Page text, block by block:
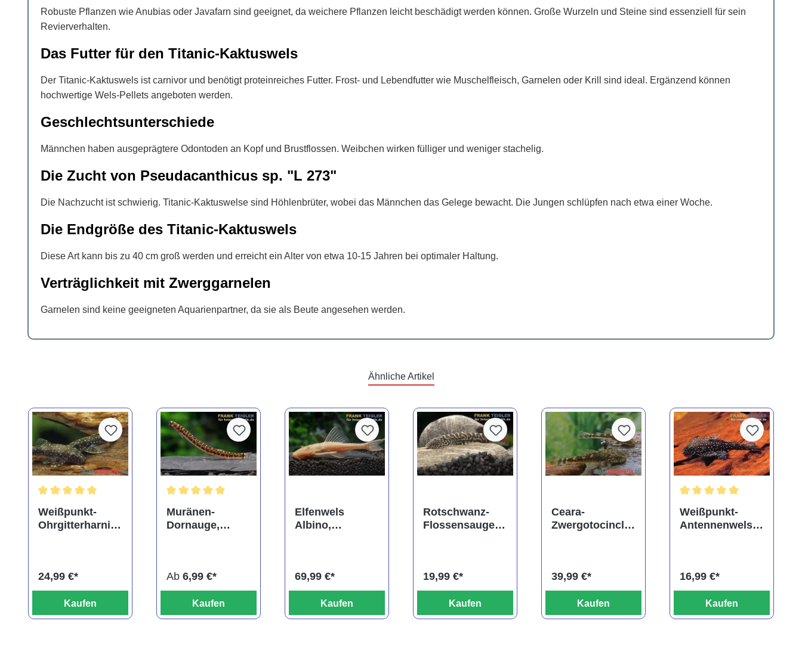
Robuste Pflanzen wie Anubias oder Javafarn sind geeignet, da weichere Pflanzen leicht beschädigt werden können. Große Wurzeln und Steine sind essenziell für sein
Revierverhalten.
Das Futter für den Titanic-Kaktuswels
Der Titanic-Kaktuswels ist carnivor und benötigt proteinreiches Futter. Frost- und Lebendfutter wie Muschelfleisch, Garnelen oder Krill sind ideal. Ergänzend können
hochwertige Wels-Pellets angeboten werden.
Geschlechtsunterschiede
Männchen haben ausgeprägtere Odontoden an Kopf und Brustflossen. Weibchen wirken fülliger und weniger stachelig.
Die Zucht von Pseudacanthicus sp. "L 273"
Die Nachzucht ist schwierig. Titanic-Kaktuswelse sind Höhlenbrüter, wobei das Männchen das Gelege bewacht. Die Jungen schlüpfen nach etwa einer Woche.
Die Endgröße des Titanic-Kaktuswels
Diese Art kann bis zu 40 cm groß werden und erreicht ein Alter von etwa 10-15 Jahren bei optimaler Haltung.
Verträglichkeit mit Zwerggarnelen
Garnelen sind keine geeigneten Aquarienpartner, da sie als Beute angesehen werden.
Ähnliche Artikel
Weißpunkt-
Ohrgitterharnisc
24,99 €*
Kaufen
Muränen-
Dornauge,
Ab 6,99 €*
Kaufen
Elfenwels
Albino,
69,99 €*
Kaufen
Rotschwanz-
Flossensauger,
19,99 €*
Kaufen
Ceara-
Zwergotocinclu
39,99 €*
Kaufen
Weißpunkt-
Antennenwels,
16,99 €*
Kaufen